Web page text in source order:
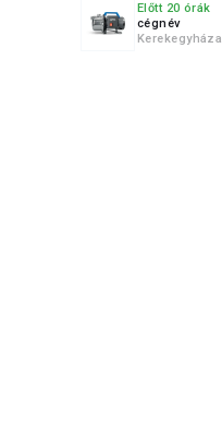
Előtt 20 órák
cégnév
Kerekegyháza